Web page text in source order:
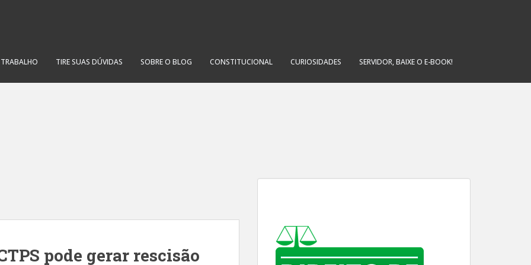
TIRE SUAS DÚVIDAS SOBRE O BLOG CONSTITUCIONAL CURIOSIDADES SERVIDOR, BAIXE O E-BOOK!
pode gerar rescisão